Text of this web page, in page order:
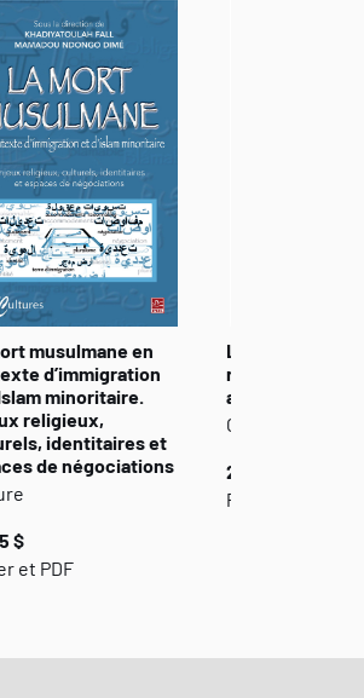
musulmane en
d’immigration
minoritaire.
religieux,
identitaires et
de négociations
$
et PDF
La nation sans
religion? Le
ancrages au
Culture
24,95 $
Papier